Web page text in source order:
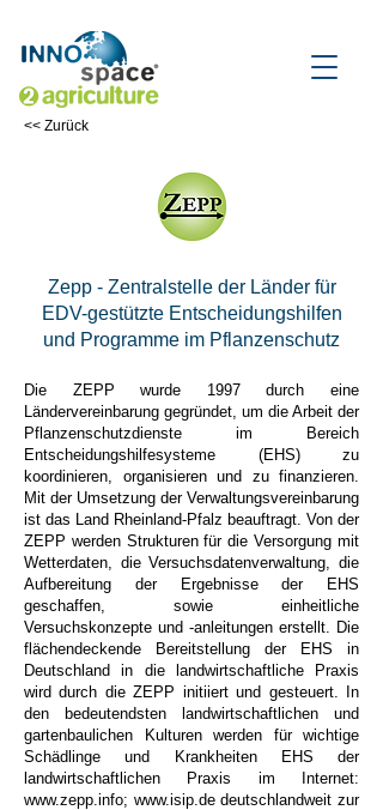
<< Zurück
Zepp - Zentralstelle der Länder für
EDV-gestützte Entscheidungshilfen
und Programme im Pflanzenschutz
Die ZEPP wurde 1997 durch eine
Ländervereinbarung gegründet, um die Arbeit der
Pflanzenschutzdienste im Bereich
Entscheidungshilfesysteme (EHS) zu
koordinieren, organisieren und zu finanzieren.
Mit der Umsetzung der Verwaltungsvereinbarung
ist das Land Rheinland-Pfalz beauftragt. Von der
ZEPP werden Strukturen für die Versorgung mit
Wetterdaten, die Versuchsdatenverwaltung, die
Aufbereitung der Ergebnisse der EHS
geschaffen, sowie einheitliche
Versuchskonzepte und -anleitungen erstellt. Die
flächendeckende Bereitstellung der EHS in
Deutschland in die landwirtschaftliche Praxis
wird durch die ZEPP initiiert und gesteuert. In
den bedeutendsten landwirtschaftlichen und
gartenbaulichen Kulturen werden für wichtige
Schädlinge und Krankheiten EHS der
landwirtschaftlichen Praxis im Internet:
www.zepp.info; www.isip.dedeutschlandweit zur